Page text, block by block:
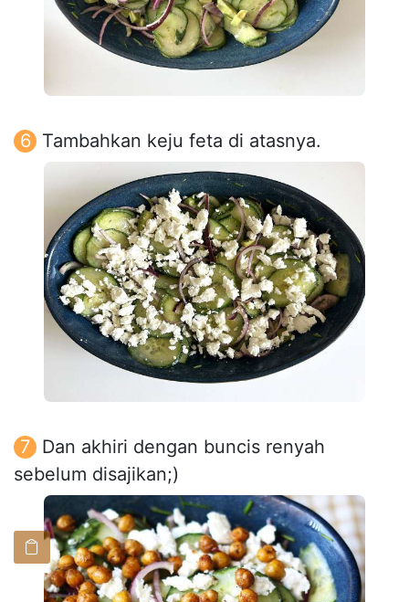
Tambahkan keju feta di atasnya.
Dan akhiri dengan buncis renyah
sebelum disajikan;)